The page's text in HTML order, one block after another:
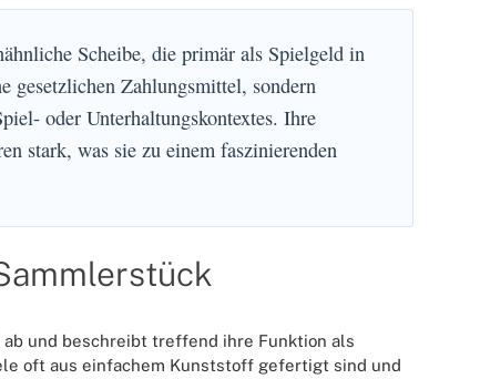
Scheibe, die primär als Spielgeld in
gesetzlichen Zahlungsmittel, sondern
oder Unterhaltungskontextes. Ihre
stark, was sie zu einem faszinierenden
und beschreibt treffend ihre Funktion als
oft aus einfachem Kunststoff gefertigt sind und